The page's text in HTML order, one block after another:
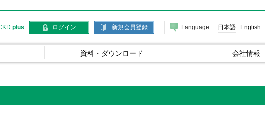
plus ログイン 新規会員登録 Language 日本語 English
資料・ダウンロード 会社情報